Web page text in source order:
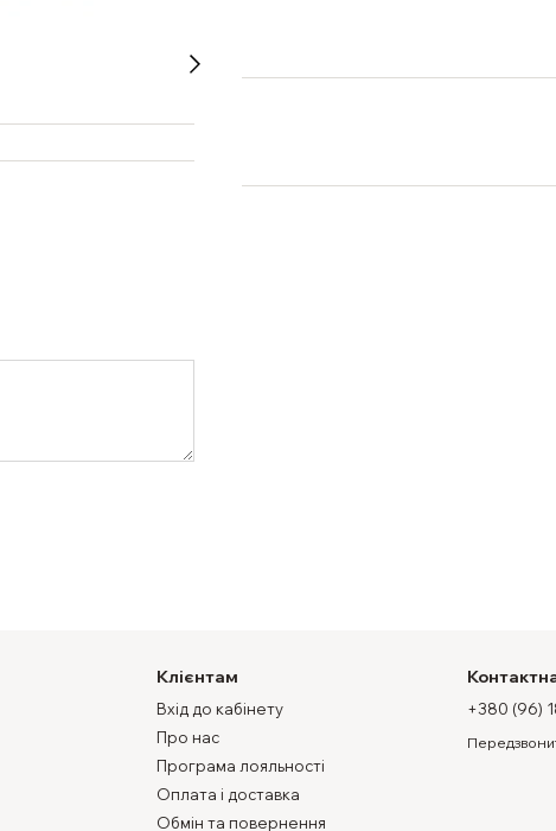
Клієнтам
Вхід до кабінету
Про нас
Програма лояльності
Оплата і доставка
Обмін та повернення
+380 (96)